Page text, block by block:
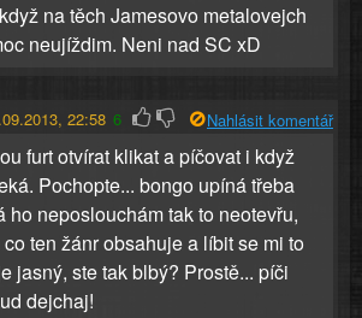
na těch Jamesovo metalovejch
neujíždim. Neni nad SC xD
22:58 6 Nahlásit komentář
furt otvírat klikat a píčovat i když
Pochopte... bongo upíná třeba
ho neposlouchám tak to neotevřu,
ten žánr obsahuje a líbit se mi to
jasný, ste tak blbý? Prostě... píči
dejchaj!